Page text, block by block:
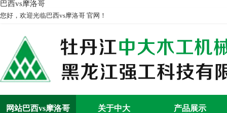
巴西vs摩洛哥
您好，欢迎光临巴西vs摩洛哥 官网！
网站巴西vs摩洛哥 关于中大 产品展示